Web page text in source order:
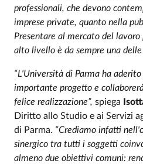
professionali, che devono
imprese private, quanto nella
Presentare al mercato del
alto livello è da sempre una delle
“L'Università di Parma ha
importante progetto e
felice realizzazione”, spiega
Diritto allo Studio e ai Servizi
di Parma. “Crediamo infatti
sinergico tra tutti i soggetti
almeno due obiettivi comuni: